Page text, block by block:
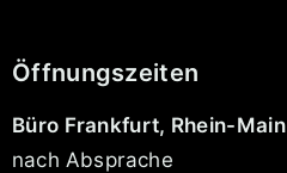
Öffnungszeiten
Büro Frankfurt, Rhein-Main
nach Absprache